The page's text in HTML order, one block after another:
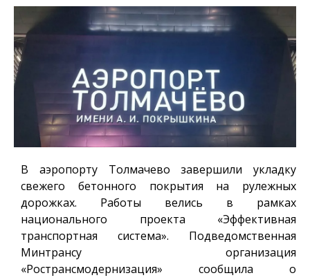
В аэропорту Толмачево завершили укладку
свежего бетонного покрытия на рулежных
дорожках. Работы велись в рамках
национального проекта «Эффективная
транспортная система». Подведомственная
Минтрансу организация
«Ространсмодернизация» сообщила о